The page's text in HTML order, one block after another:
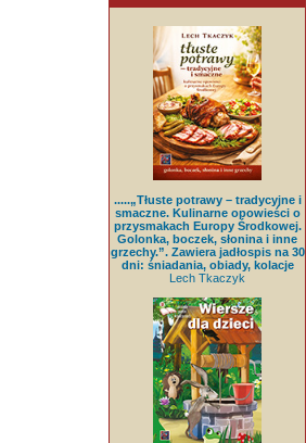
.....„Tłuste potrawy – tradycyjne i
smaczne. Kulinarne opowieści o
przysmakach Europy Środkowej.
Golonka, boczek, słonina i inne
grzechy.”. Zawiera jadłospis na 30
dni: śniadania, obiady, kolacje
Lech Tkaczyk